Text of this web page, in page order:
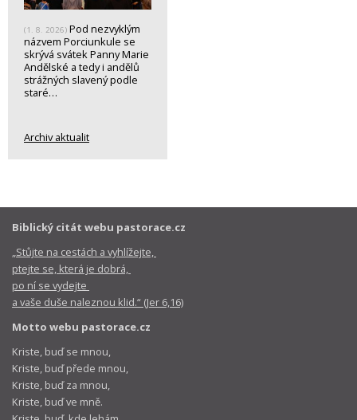
(1. 8. 2026) Pod nezvyklým
názvem Porciunkule se
skrývá svátek Panny Marie
Andělské a tedy i andělů
strážných slavený podle
staré…
Archiv aktualit
Biblický citát webu pastorace.cz
„Stůjte na cestách a vyhlížejte,
ptejte se, která je dobrá,
po ní se vydejte
a vaše duše naleznou klid.“ (Jer 6,16)
Motto webu pastorace.cz
Kriste, buď se mnou,
Kriste, buď přede mnou,
Kriste, buď za mnou,
Kriste, buď ve mně.